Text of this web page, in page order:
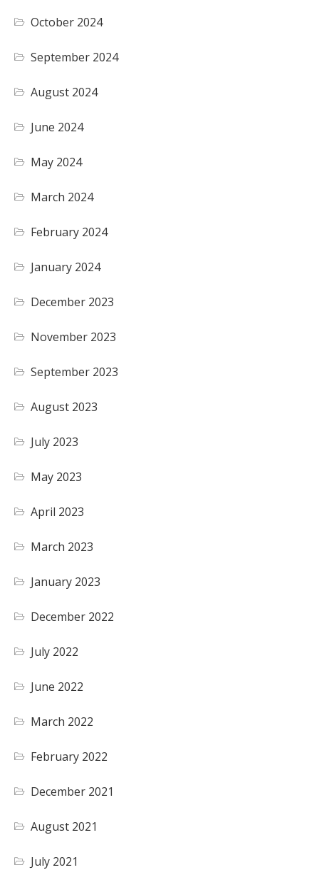
October 2024
September 2024
August 2024
June 2024
May 2024
March 2024
February 2024
January 2024
December 2023
November 2023
September 2023
August 2023
July 2023
May 2023
April 2023
March 2023
January 2023
December 2022
July 2022
June 2022
March 2022
February 2022
December 2021
August 2021
July 2021